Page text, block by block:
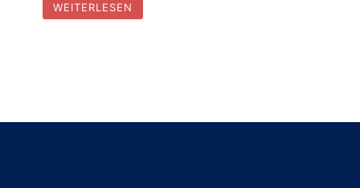
WEITERLESEN